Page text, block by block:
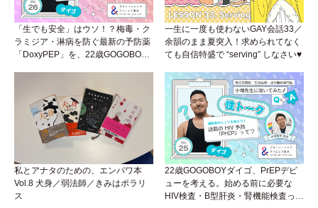
「生でも安全」はウソ！？梅毒・ク
ラミジア・淋病を防ぐ最新の予防薬
「DoxyPEP」を、22歳GOGOBOY
（Vol.26）
一生に一度も使わないGAY会話33／
余韻のまま夏突入！求められてなく
ても自信特盛で “serving” しなさい♥
私とアナタのための、エンパワ本
Vol.8 犬身／弱法師／きみはポラリ
ス
22歳GOGOBOYダイゴ、PrEPデビ
ューを考える。始める前に必要な
HIV検査・B型肝炎・腎機能検査っ